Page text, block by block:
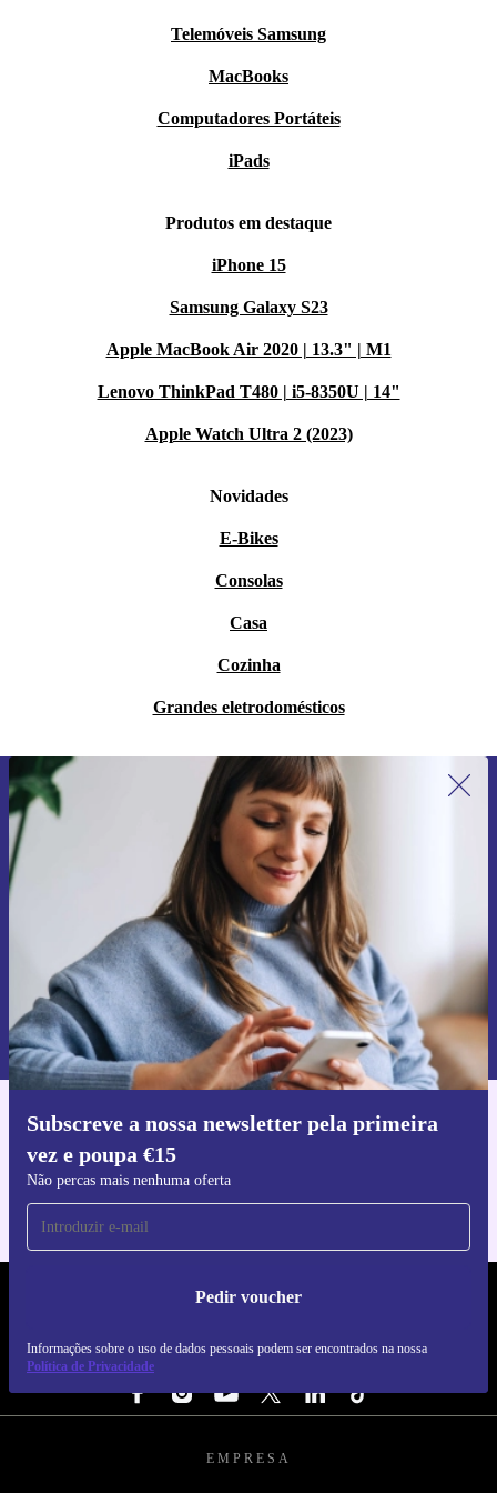
Telemóveis Samsung
MacBooks
Computadores Portáteis
iPads
Produtos em destaque
iPhone 15
Samsung Galaxy S23
Apple MacBook Air 2020 | 13.3" | M1
Lenovo ThinkPad T480 | i5-8350U | 14"
Apple Watch Ultra 2 (2023)
Novidades
E-Bikes
Consolas
Casa
Cozinha
Grandes eletrodomésticos
Subscreve a nossa newsletter pela primeira
vez e poupa €15
Não percas mais nenhuma oferta
Pedir voucher
Informações sobre o uso de dados pessoais podem ser encontrados na nossa
Política de Privacidade
Subscreve a nossa newsletter pela
primeira vez e poupa 15€!
Não percas mais nenhuma oferta.
Pedir voucher
Informações sobre o uso de dados pessoais podem ser encontrados na
nossa
Política de Privacidade.
Faz o download da app refurbed
Para iOS e Android
REFURBED PORTUGAL - RETHINK NEW.
SEGUE-NOS
EMPRESA